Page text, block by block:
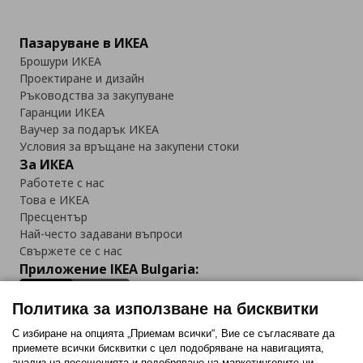
Пазаруване в ИКЕА
Брошури ИКЕА
Проектиране и дизайн
Ръководства за закупуване
Гаранции ИКЕА
Ваучер за подарък ИКЕА
Условия за връщане на закупени стоки
За ИКЕА
Работете с нас
Това е ИКЕА
Пресцентър
Най-често задавани въпроси
Свържете се с нас
Приложение IKEA Bulgaria:
Последвайте ни:
Политика за използване на бисквитки
С избиране на опцията „Приемам всички“, Вие се съгласявате да
приемете всички бисквитки с цел подобряване на навигацията,